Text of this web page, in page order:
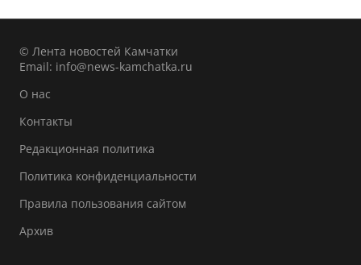
© Лента новостей Камчатки
Email: info@news-kamchatka.ru
О нас
Контакты
Редакционная политика
Политика конфиденциальности
Правила пользования сайтом
Архив